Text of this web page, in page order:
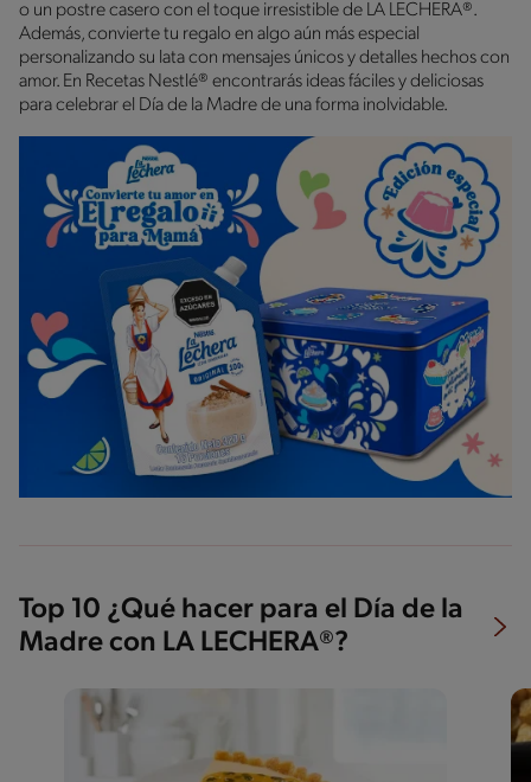
o un postre casero con el toque irresistible de LA LECHERA®.
Además, convierte tu regalo en algo aún más especial
personalizando su lata con mensajes únicos y detalles hechos con
amor. En Recetas Nestlé® encontrarás ideas fáciles y deliciosas
para celebrar el Día de la Madre de una forma inolvidable.
Top 10 ¿Qué hacer para el Día de la
Madre con LA LECHERA®?